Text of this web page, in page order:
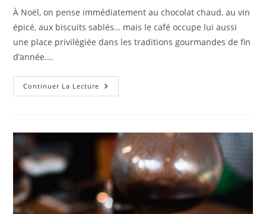
À Noël, on pense immédiatement au chocolat chaud, au vin
épicé, aux biscuits sablés… mais le café occupe lui aussi
une place privilégiée dans les traditions gourmandes de fin
d’année.…
Continuer La Lecture